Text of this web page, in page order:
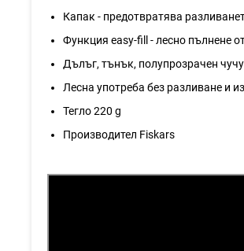
Капак - предотвратява
Функция easy-fill - лесно пълнене
Дълъг, тънък, полупрозрачен
Лесна употреба без разливане и
Тегло 220 g
Производител Fiskars